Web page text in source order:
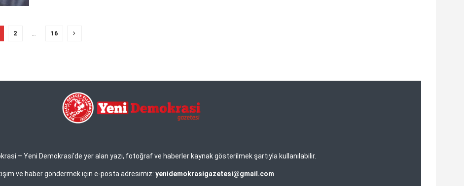
2 16
– Yeni Demokrasi’de yer alan yazı, fotoğraf ve haberler kaynak gösterilmek şartıyla kullanılabilir.
ve haber göndermek için e-posta adresimiz: yenidemokrasigazetesi@gmail.com